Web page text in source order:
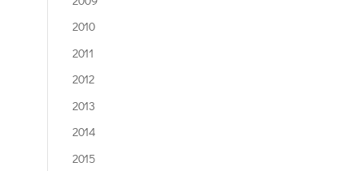
2010
2011
2012
2013
2014
2015